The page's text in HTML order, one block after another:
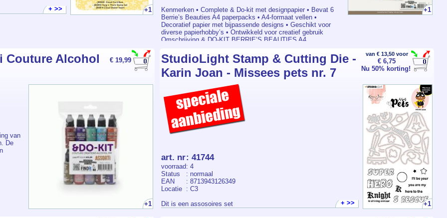
+1
+ >> +1
Kenmerken • Complete & Do-kit met designpapier • Bevat 6
Berrie’s Beauties A4 paperpacks • A4-formaat vellen •
Decoratief papier met bijpassende designs • Geschikt voor
diverse papierhobby’s • Ontwikkeld voor creatief gebruik
Omschrijving & DO-KIT BERRIE’S BEAUTIES A4
Berrie’s Beauties paperpacks in A4-formaat. De set bevat
decoratief designpapier met op elkaar afgestemde patronen en
kleuren. Het papier is geschikt voor kaarten maken,
scrapbooking, art journaling en andere creatieve
papierprojecten. De paperpacks kunnen worden gebruikt voor
snijden, vouwen, stansen en combineren met andere hobby-
materialen.
€ 19,99
Couture Alcohol
+1
van
De
van € 13,50 voor
€ 6,75
Nu 50% korting!
StudioLight Stamp & Cutting Die -
Karin Joan - Missees pets nr. 7
+1
art. nr: 41744
voorraad: 4
Status
: normaal
EAN
: 8713943126349
Locatie
: C3
Dit is een assosoires set
+ >>